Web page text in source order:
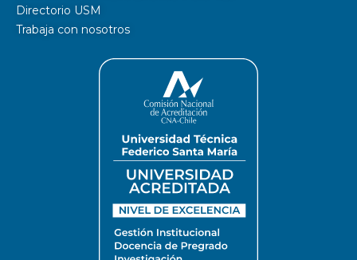
Directorio USM
Trabaja con nosotros